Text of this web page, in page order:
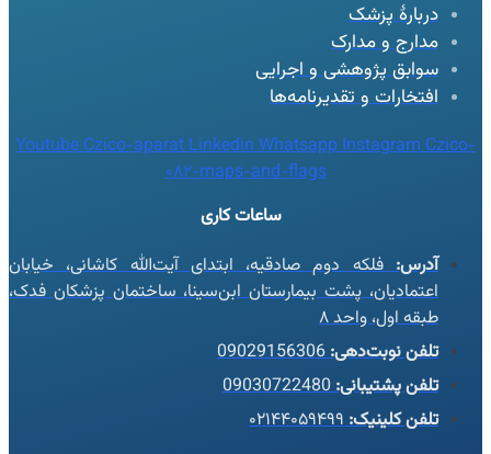
دربارهٔ پزشک
مدارج و مدارک
سوابق پژوهشی و اجرایی
افتخارات و تقدیرنامه‌ها
YoutubeCzico-aparatLinkedinWhatsappInstagramCzico-
082-maps-and-flags
ساعات کاری
آدرس:فلکه دوم صادقیه، ابتدای آیت‌الله کاشانی، خیابان
اعتمادیان، پشت بیمارستان ابن‌سینا، ساختمان پزشکان فدک،
طبقه اول، واحد ۸
تلفن نوبت‌دهی:09029156306
تلفن پشتیبانی:09030722480
تلفن کلینیک:۰۲۱۴۴۰۵۹۴۹۹